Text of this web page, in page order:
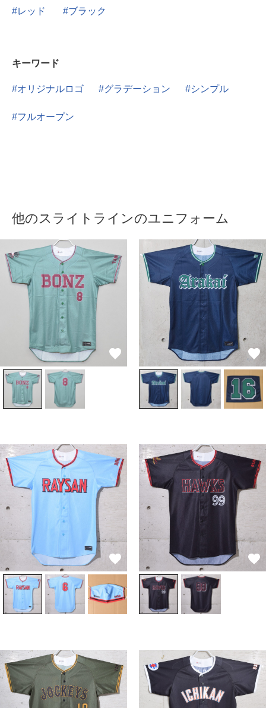
レッド ブラック
キーワード
オリジナルロゴ グラデーション シンプル
フルオープン
他のスライトラインのユニフォーム